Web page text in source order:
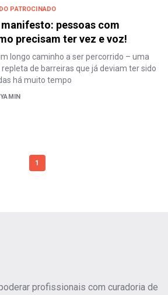
PATROCINADO
pessoas com
precisam ter vez e voz!
longo caminho a ser percorrido – uma
de barreiras que já deviam ter sido
há muito tempo
1
profissionais com curadoria de